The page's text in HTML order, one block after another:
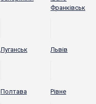
Франківськ
Луганськ Львів
Полтава Рівне